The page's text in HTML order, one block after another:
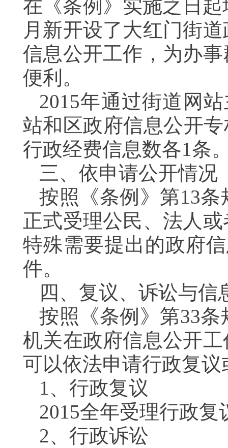
在《条例》实施之日
月新开设了大红门街
信息公开工作，为办
便利。
2015年通过街道网
站和区政府信息公开
行政经费信息数各1条
三、依申请公开情况
按照《条例》第13
正式受理公民、法人
特殊需要提出的政府
件。
四、复议、诉讼与信
按照《条例》第33
机关在政府信息公开
可以依法申请行政复
1、行政复议
2015全年受理行政复
2、行政诉讼